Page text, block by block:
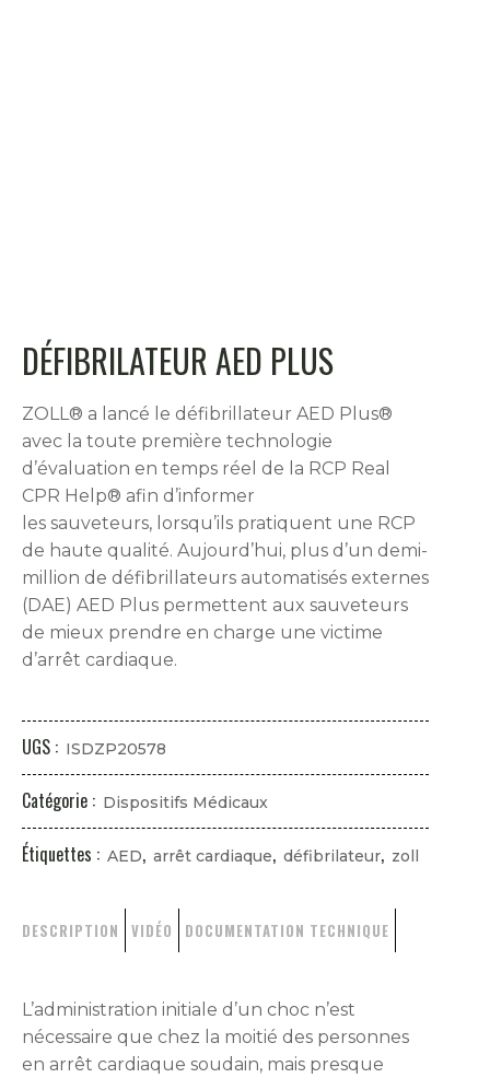
DÉFIBRILATEUR AED PLUS
ZOLL® a lancé le défibrillateur AED Plus®
avec la toute première technologie
d’évaluation en temps réel de la RCP Real
CPR Help® afin d’informer
les sauveteurs, lorsqu’ils pratiquent une RCP
de haute qualité. Aujourd’hui, plus d’un demi-
million de défibrillateurs automatisés externes
(DAE) AED Plus permettent aux sauveteurs
de mieux prendre en charge une victime
d’arrêt cardiaque.
UGS : ISDZP20578
Catégorie : Dispositifs Médicaux
Étiquettes : AED, arrêt cardiaque, défibrilateur, zoll
DESCRIPTION VIDÉO DOCUMENTATION TECHNIQUE
L’administration initiale d’un choc n’est
nécessaire que chez la moitié des personnes
en arrêt cardiaque soudain, mais presque